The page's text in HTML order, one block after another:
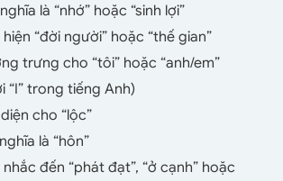
là “nhớ” hoặc “sinh lợi”
hiện “đời người” hoặc “thế gian”
trưng cho “tôi” hoặc “anh/em”
“I” trong tiếng Anh)
cho “lộc”
là “hôn”
đến “phát đạt”, “ở cạnh” hoặc